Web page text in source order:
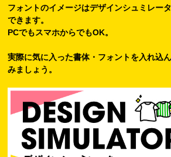
フォントのイメージはデザインシュミレー
できます。
PCでもスマホからでもOK。
実際に気に入った書体・フォントを入れ込
みましょう。